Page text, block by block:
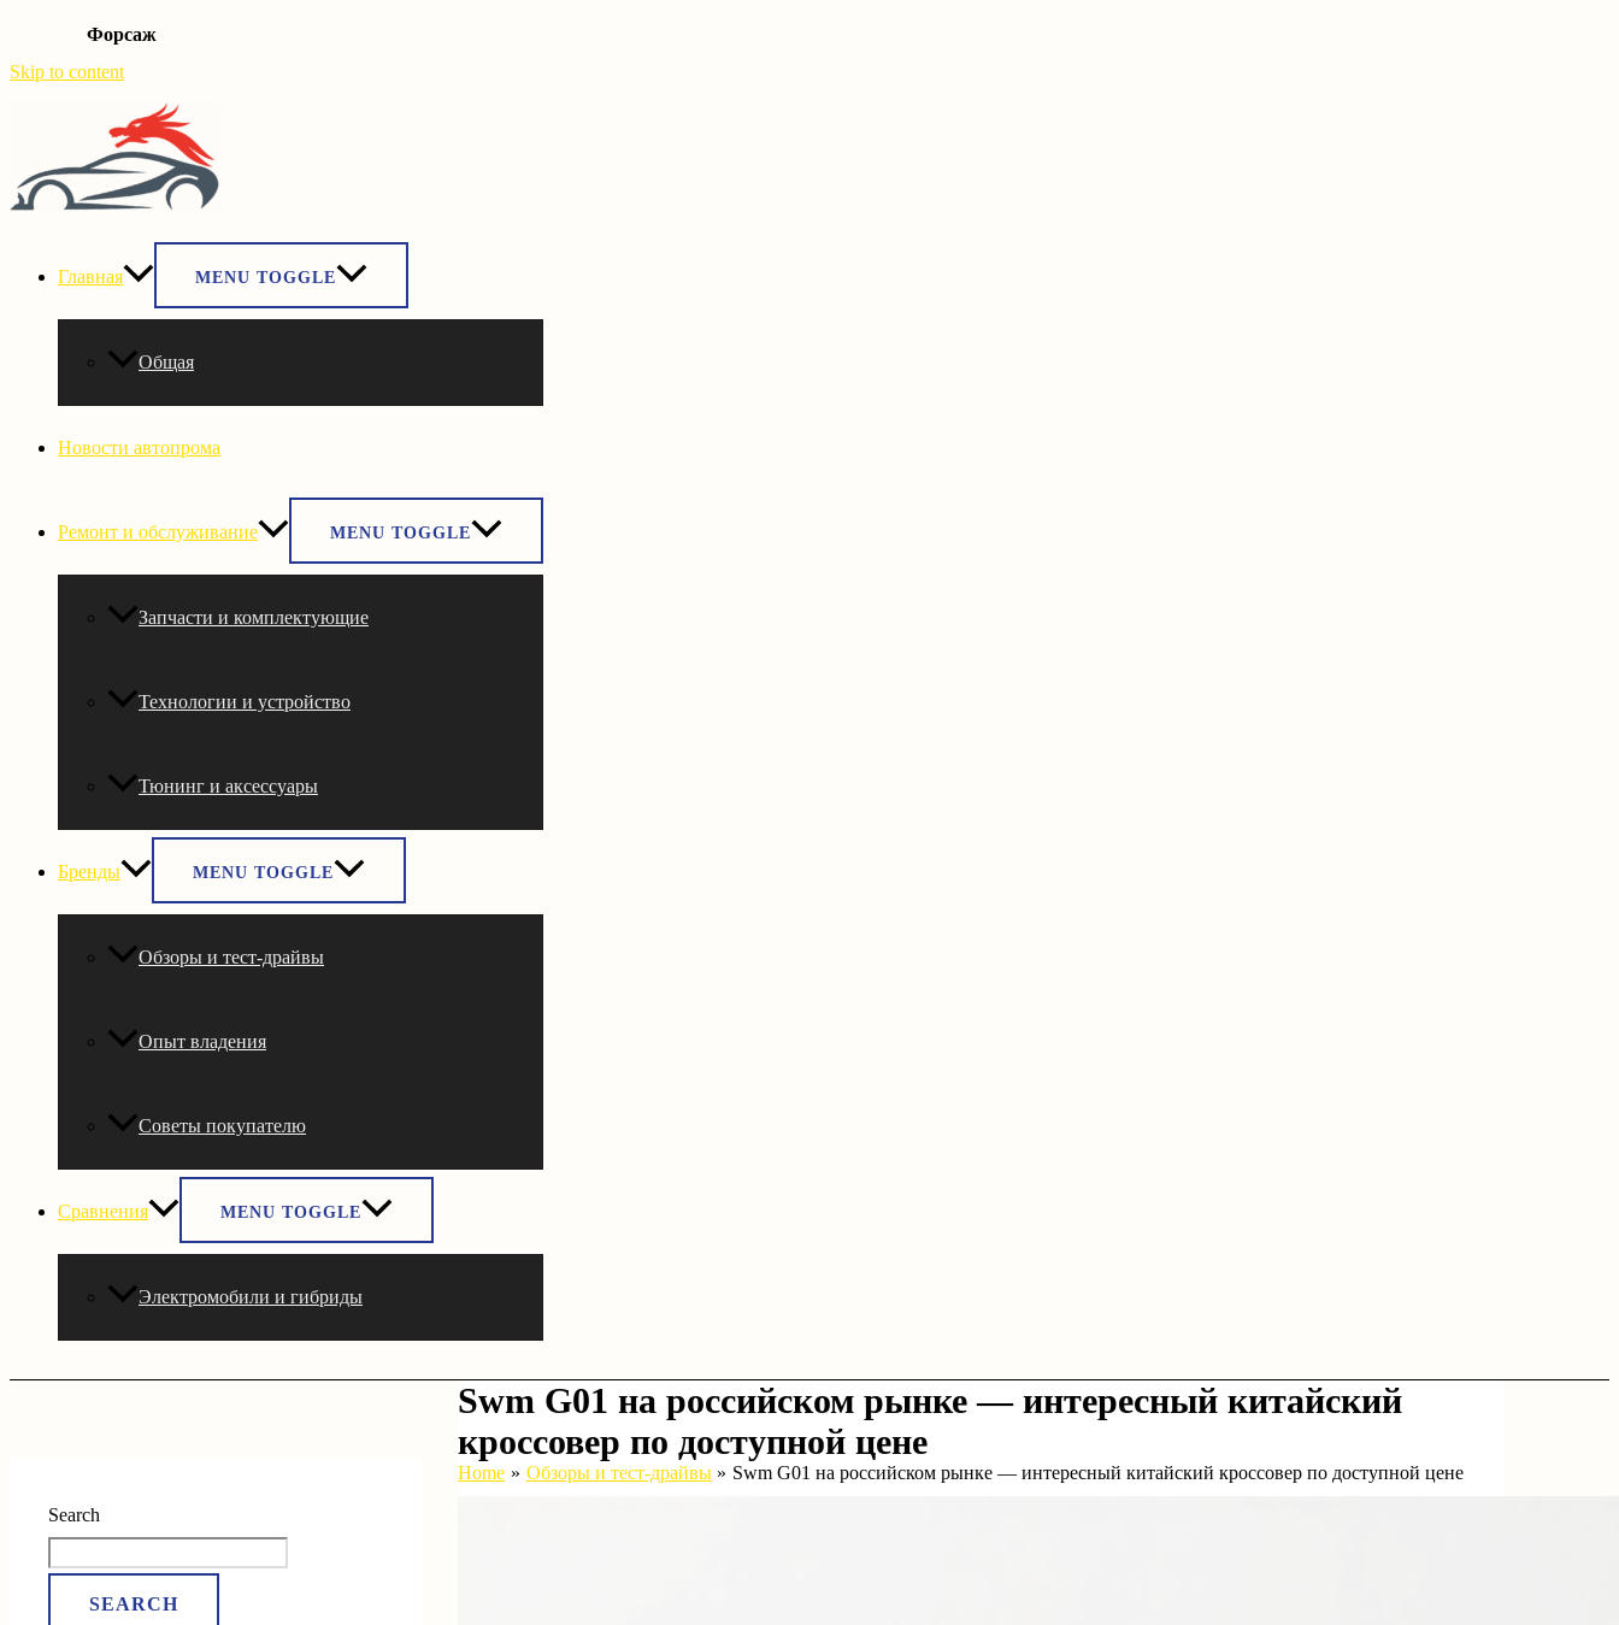
Форсаж
Skip to content
Главная MENU TOGGLE
Общая
Новости автопрома
Ремонт и обслуживание MENU TOGGLE
Запчасти и комплектующие
Технологии и устройство
Тюнинг и аксессуары
Бренды MENU TOGGLE
Обзоры и тест-драйвы
Опыт владения
Советы покупателю
Сравнения MENU TOGGLE
Электромобили и гибриды
Search
SEARCH
Swm G01 на российском рынке — интересный китайский
кроссовер по доступной цене
Home Обзоры и тест-драйвы Swm G01 на российском рынке — интересный китайский кроссовер по доступной цене